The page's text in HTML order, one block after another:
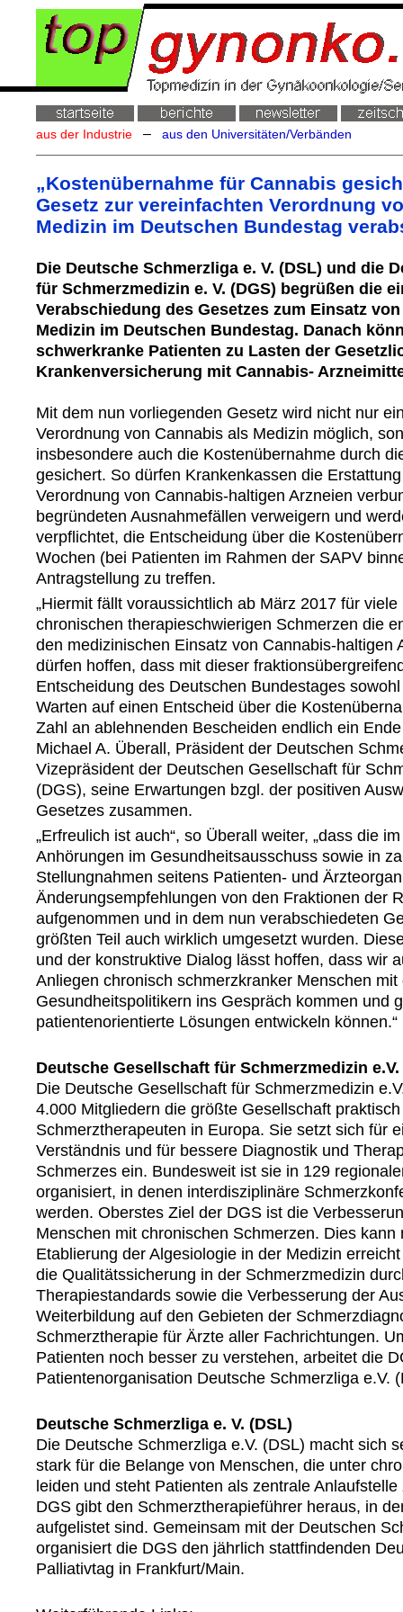
aus der Industrie – aus den Universitäten/Verbänden
„Kostenübernahme für Cannabis
Gesetz zur vereinfachten Verordnung
Medizin im Deutschen Bundestag
Die Deutsche Schmerzliga e. V. (DSL) und die
für Schmerzmedizin e. V. (DGS) begrüßen die
Verabschiedung des Gesetzes zum Einsatz
Medizin im Deutschen Bundestag. Danach
schwerkranke Patienten zu Lasten der
Krankenversicherung mit Cannabis-
Mit dem nun vorliegenden Gesetz wird nicht nur
Verordnung von Cannabis als Medizin möglich,
insbesondere auch die Kostenübernahme durch
gesichert. So dürfen Krankenkassen die
Verordnung von Cannabis-haltigen Arzneien
begründeten Ausnahmefällen verweigern und
verpflichtet, die Entscheidung über die
Wochen (bei Patienten im Rahmen der SAPV
Antragstellung zu treffen.
„Hiermit fällt voraussichtlich ab März 2017 für
chronischen therapieschwierigen Schmerzen die
den medizinischen Einsatz von Cannabis-haltigen
dürfen hoffen, dass mit dieser
Entscheidung des Deutschen Bundestages
Warten auf einen Entscheid über die
Zahl an ablehnenden Bescheiden endlich ein
Michael A. Überall, Präsident der Deutschen
Vizepräsident der Deutschen Gesellschaft für
(DGS), seine Erwartungen bzgl. der positiven
Gesetzes zusammen.
„Erfreulich ist auch“, so Überall weiter, „dass die
Anhörungen im Gesundheitsausschuss sowie in
Stellungnahmen seitens Patienten- und
Änderungsempfehlungen von den Fraktionen der
aufgenommen und in dem nun verabschiedeten
größten Teil auch wirklich umgesetzt wurden.
und der konstruktive Dialog lässt hoffen, dass wir
Anliegen chronisch schmerzkranker Menschen
Gesundheitspolitikern ins Gespräch kommen und
patientenorientierte Lösungen entwickeln können.“
Deutsche Gesellschaft für Schmerzmedizin e.V.
Die Deutsche Gesellschaft für Schmerzmedizin
4.000 Mitgliedern die größte Gesellschaft
Schmerztherapeuten in Europa. Sie setzt sich für
Verständnis und für bessere Diagnostik und
Schmerzes ein. Bundesweit ist sie in 129
organisiert, in denen interdisziplinäre
werden. Oberstes Ziel der DGS ist die
Menschen mit chronischen Schmerzen. Dies kann
Etablierung der Algesiologie in der Medizin
die Qualitätssicherung in der Schmerzmedizin
Therapiestandards sowie die Verbesserung der
Weiterbildung auf den Gebieten der
Schmerztherapie für Ärzte aller Fachrichtungen.
Patienten noch besser zu verstehen, arbeitet die
Patientenorganisation Deutsche Schmerzliga e.V.
Deutsche Schmerzliga e. V. (DSL)
Die Deutsche Schmerzliga e.V. (DSL) macht sich
stark für die Belange von Menschen, die unter
leiden und steht Patienten als zentrale
DGS gibt den Schmerztherapieführer heraus, in
aufgelistet sind. Gemeinsam mit der Deutschen
organisiert die DGS den jährlich stattfindenden
Palliativtag in Frankfurt/Main.